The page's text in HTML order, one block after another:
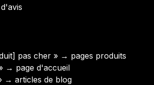
pas cher » → pages produits
→ page d'accueil
→ articles de blog